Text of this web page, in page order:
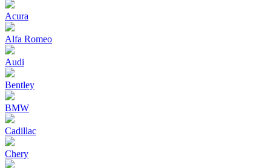
Acura
Alfa Romeo
Audi
Bentley
BMW
Cadillac
Chery